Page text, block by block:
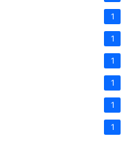
1
1
1
1
1
1